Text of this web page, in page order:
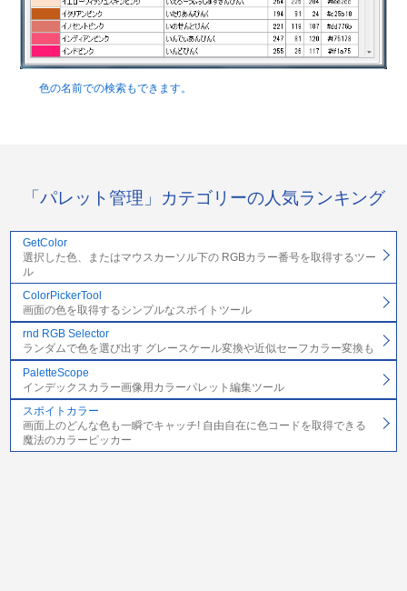
色の名前での検索もできます。
「パレット管理」カテゴリーの人気ランキング
GetColor
選択した色、またはマウスカーソル下の RGBカラー番号を取得するツー
ル
ColorPickerTool
画面の色を取得するシンプルなスポイトツール
rnd RGB Selector
ランダムで色を選び出す グレースケール変換や近似セーフカラー変換も
PaletteScope
インデックスカラー画像用カラーパレット編集ツール
スポイトカラー
画面上のどんな色も一瞬でキャッチ! 自由自在に色コードを取得できる
魔法のカラーピッカー